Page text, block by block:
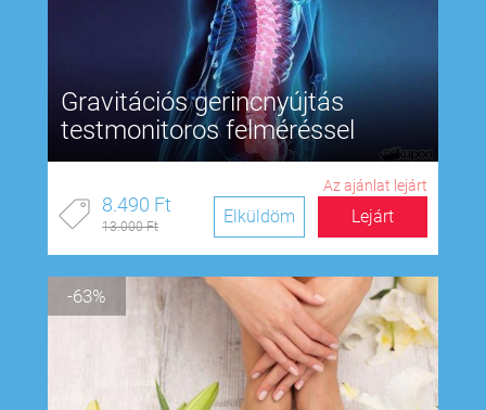
Gravitációs gerincnyújtás
testmonitoros felméréssel
Az ajánlat lejárt
8.490 Ft
13.000 Ft Lejárt
Elküldöm
-63%